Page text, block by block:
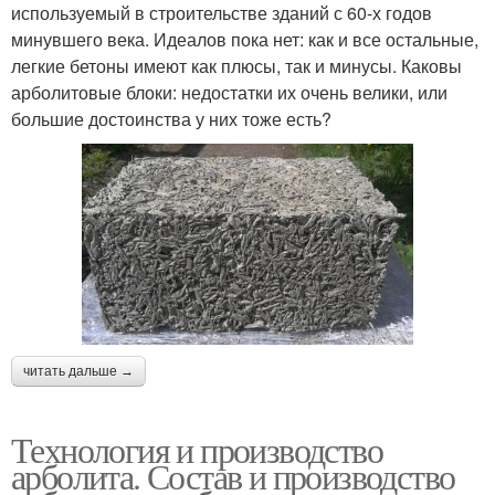
используемый в строительстве зданий с 60-х годов
минувшего века. Идеалов пока нет: как и все остальные,
легкие бетоны имеют как плюсы, так и минусы. Каковы
арболитовые блоки: недостатки их очень велики, или
большие достоинства у них тоже есть?
читать дальше →
Технология и производство
арболита. Состав и производство